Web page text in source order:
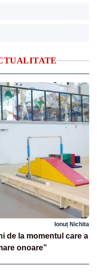
Ionuț Nichita
de la momentul care a
onoare”